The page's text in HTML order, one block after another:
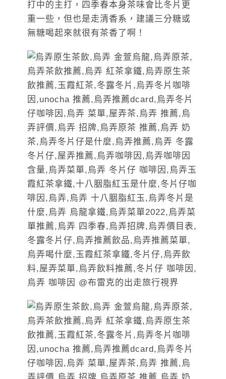
打中的主打，四季春本身茶味會比冬片更
重一些，但也是走清香系，建議三分糖或
無糖喝起來就很有茶香了啊！